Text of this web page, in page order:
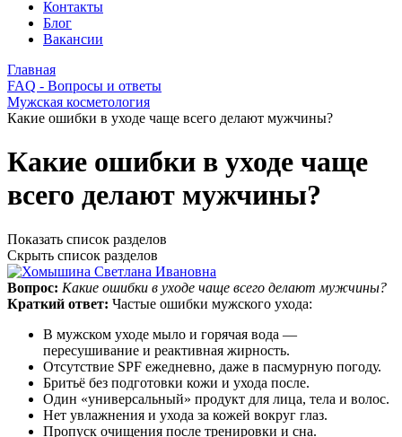
Контакты
Блог
Вакансии
Главная
FAQ - Вопросы и ответы
Мужская косметология
Какие ошибки в уходе чаще всего делают мужчины?
Какие ошибки в уходе чаще
всего делают мужчины?
Показать список разделов
Скрыть список разделов
Вопрос: Какие ошибки в уходе чаще всего делают мужчины?
Краткий ответ: Частые ошибки мужского ухода:
В мужском уходе мыло и горячая вода —
пересушивание и реактивная жирность.
Отсутствие SPF ежедневно, даже в пасмурную погоду.
Бритьё без подготовки кожи и ухода после.
Один «универсальный» продукт для лица, тела и волос.
Нет увлажнения и ухода за кожей вокруг глаз.
Пропуск очищения после тренировки и сна.